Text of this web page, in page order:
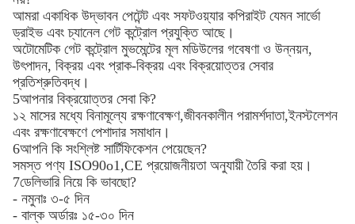
আমরা একাধিক উদ্ভাবন পেটেন্ট এবং সফটওয়্যার কপিরাইট যেমন সার্ভো
ড্রাইভ এবং চ্যানেল গেট কন্ট্রোল প্রযুক্তি আছে।
অটোমেটিক গেট কন্ট্রোল মুভমেন্টের মূল মডিউলের গবেষণা ও উন্নয়ন,
উৎপাদন, বিক্রয় এবং প্রাক-বিক্রয় এবং বিক্রয়োত্তর সেবার
প্রতিশ্রুতিবদ্ধ।
5আপনার বিক্রয়োত্তর সেবা কি?
১২ মাসের মধ্যে বিনামূল্যে রক্ষণাবেক্ষণ,জীবনকালীন পরামর্শদাতা,ইনস্টলেশন
এবং রক্ষণাবেক্ষণে পেশাদার সমাধান।
6আপনি কি সংশ্লিষ্ট সার্টিফিকেশন পেয়েছেন?
সমস্ত পণ্য ISO90o1,CE প্রয়োজনীয়তা অনুযায়ী তৈরি করা হয়।
7ডেলিভারি নিয়ে কি ভাবছো?
- নমুনাঃ ৩-৫ দিন
- বাল্ক অর্ডারঃ ১৫-৩০ দিন